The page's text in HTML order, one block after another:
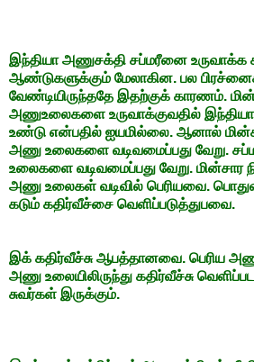
இந்தியா அணுசக்தி சப்மரீனை உருவாக்க
ஆண்டுகளுக்கும் மேலாகின. பல
வேண்டியிருந்ததே இதற்குக் காரணம்.
அணுஉலைகளை உருவாக்குவதில்
உண்டு என்பதில் ஐயமில்லை. ஆனால்
அணு உலைகளை வடிவமைப்பது வேறு.
உலைகளை வடிவமைப்பது வேறு.
அணு உலைகள் வடிவில் பெரியவை.
கடும் கதிர்வீச்சை வெளிப்படுத்துபவை.
இக் கதிர்வீச்சு ஆபத்தானவை. பெரிய
அணு உலையிலிருந்து கதிர்வீச்சு
சுவர்கள் இருக்கும்.